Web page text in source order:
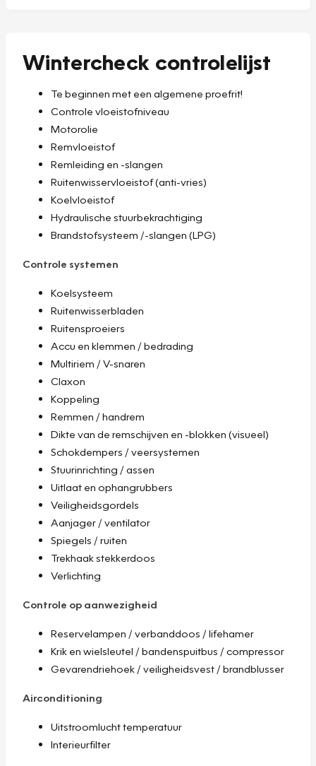
Wintercheck controlelijst
Te beginnen met een algemene proefrit!
Controle vloeistofniveau
Motorolie
Remvloeistof
Remleiding en -slangen
Ruitenwisservloeistof (anti-vries)
Koelvloeistof
Hydraulische stuurbekrachtiging
Brandstofsysteem /-slangen (LPG)
Controle systemen
Koelsysteem
Ruitenwisserbladen
Ruitensproeiers
Accu en klemmen / bedrading
Multiriem / V-snaren
Claxon
Koppeling
Remmen / handrem
Dikte van de remschijven en -blokken (visueel)
Schokdempers / veersystemen
Stuurinrichting / assen
Uitlaat en ophangrubbers
Veiligheidsgordels
Aanjager / ventilator
Spiegels / ruiten
Trekhaak stekkerdoos
Verlichting
Controle op aanwezigheid
Reservelampen / verbanddoos / lifehamer
Krik en wielsleutel / bandenspuitbus / compressor
Gevarendriehoek / veiligheidsvest / brandblusser
Airconditioning
Uitstroomlucht temperatuur
Interieurfilter